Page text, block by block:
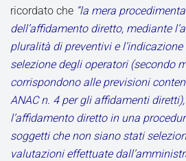
ricordato che “la mera
dell’affidamento diretto, mediante
pluralità di preventivi e
selezione degli operatori (secondo
corrispondono alle previsioni
ANAC n. 4 per gli affidamenti
l’affidamento diretto in una
soggetti che non siano stati
valutazioni effettuate